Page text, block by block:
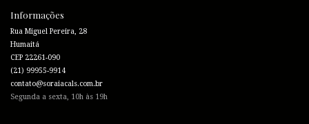
Informações
Rua Miguel Pereira, 28
Humaitá
CEP 22261-090
(21) 99955-9914
contato@soraiacals.com.br
Segunda a sexta, 10h às 19h